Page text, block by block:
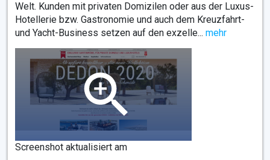
Welt. Kunden mit privaten Domizilen oder aus der Luxus-
Hotellerie bzw. Gastronomie und auch dem Kreuzfahrt-
und Yacht-Business setzen auf den exzelle... mehr
Screenshot aktualisiert am